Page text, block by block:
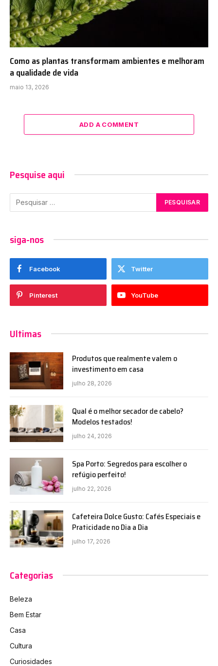
Como as plantas transformam ambientes e melhoram
a qualidade de vida
maio 13, 2026
ADD A COMMENT
Pesquise aqui
siga-nos
Facebook Twitter
Pinterest YouTube
Ultimas
Produtos que realmente valem o
investimento em casa
julho 28, 2026
Qual é o melhor secador de cabelo?
Modelos testados!
julho 24, 2026
Spa Porto: Segredos para escolher o
refúgio perfeito!
julho 22, 2026
Cafeteira Dolce Gusto: Cafés Especiais e
Praticidade no Dia a Dia
julho 17, 2026
Categorias
Beleza
Bem Estar
Casa
Cultura
Curiosidades